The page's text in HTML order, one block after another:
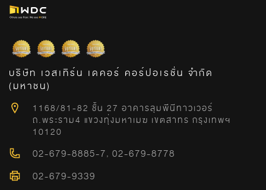
บริษัท เวสเทิร์น เดคอร์ คอร์ปอเรชั่น จำกัด
(มหาชน)
1168/81-82 ชั้น 27 อาคารลุมพีนีทาวเวอร์
ถ.พระราม4 แขวงทุ่งมหาเมฆ เขตสาทร กรุงเทพฯ
10120
02-679-8885-7, 02-679-8778
02-679-9339